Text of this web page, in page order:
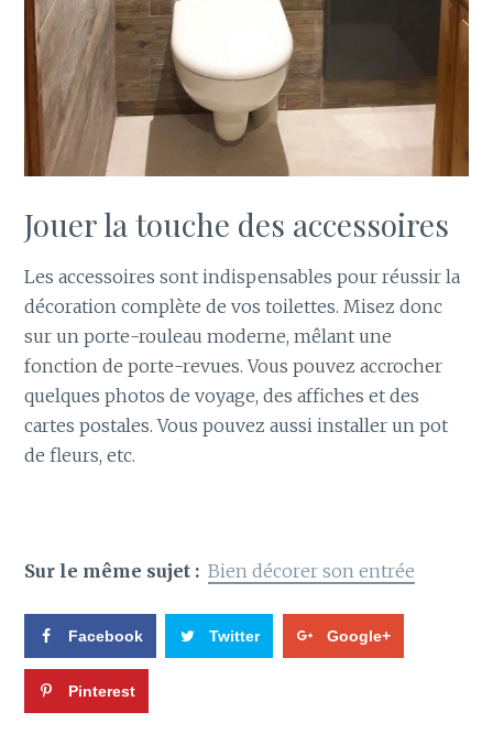
Jouer la touche des accessoires
Les accessoires sont indispensables pour réussir la
décoration complète de vos toilettes. Misez donc
sur un porte-rouleau moderne, mêlant une
fonction de porte-revues. Vous pouvez accrocher
quelques photos de voyage, des affiches et des
cartes postales. Vous pouvez aussi installer un pot
de fleurs, etc.
Sur le même sujet : Bien décorer son entrée
Facebook Twitter Google+
Pinterest